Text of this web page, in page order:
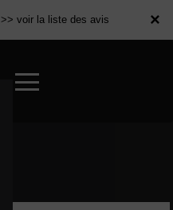
×
>> voir la liste des avis ×